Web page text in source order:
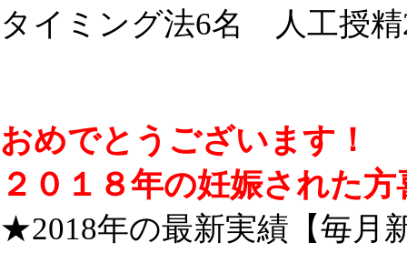
タイミング法6名 人工授
おめでとうございます！
２０１８年の妊娠された
★2018年の最新実績【毎月